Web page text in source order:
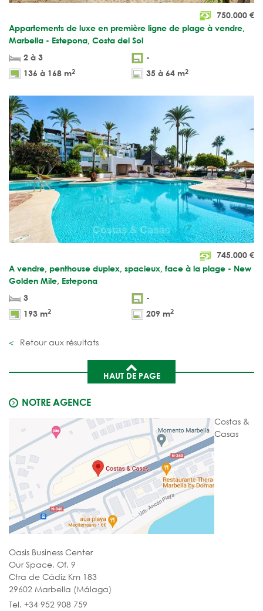
750.000 €
Appartements de luxe en première ligne de plage à vendre,
Marbella - Estepona, Costa del Sol
2 à 3
-
136 à 168 m2 35 à 64 m2
745.000 €
A vendre, penthouse duplex, spacieux, face à la plage - New
Golden Mile, Estepona
3
-
193 m2 209 m2
Retour aux résultats
HAUT DE PAGE
NOTRE AGENCE
Costas &
Casas
Oasis Business Center
Our Space, Of. 9
Ctra de Cádiz Km 183
29602 Marbella (Málaga)
Tel. +34 952 908 759